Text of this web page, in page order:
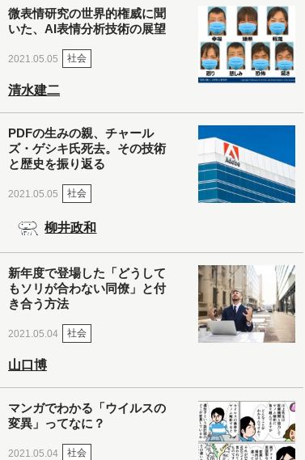
微表情研究の世界的権威に聞
いた、AI表情分析技術の展望
2021.05.05 社会
清水建二
PDFの生みの親、チャール
ズ・ゲシキ氏死去。その技術
と歴史を振り返る
2021.05.05 社会
柳井政和
新年度で登場した「どうして
もソリが合わない同僚」と付
き合う方法
2021.05.04 社会
山口博
マンガでわかる「ウイルスの
変異」ってなに？
2021.05.04 社会